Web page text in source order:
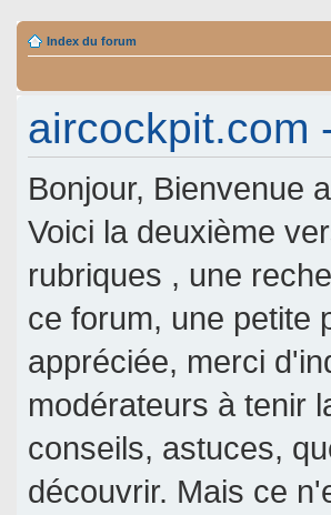
Index du forum
aircockpit.com
Bonjour, Bienvenue
Voici la deuxième
rubriques , une
ce forum, une petite
appréciée, merci
modérateurs à tenir
conseils, astuces,
découvrir. Mais ce